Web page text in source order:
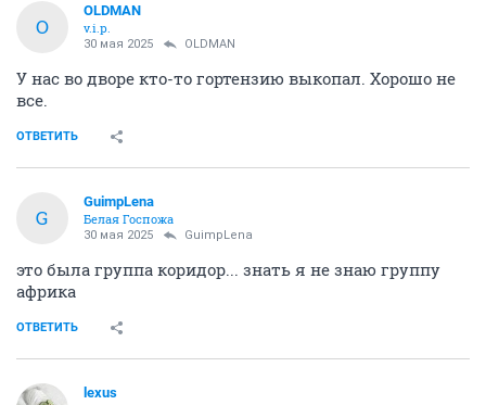
O
OLDMAN
v.i.p.
30 мая 2025 OLDMAN
У нас во дворе кто-то гортензию выкопал. Хорошо не
все.
ОТВЕТИТЬ
G
GuimpLena
Белая Госпожа
30 мая 2025 GuimpLena
это была группа коридор... знать я не знаю группу
африка
ОТВЕТИТЬ
lexus